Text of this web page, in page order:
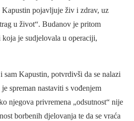
Kapustin pojavljuje živ i zdrav, uz
u život“. Budanov je pritom
je sudjelovala u operaciji,
sam Kapustin, potvrdivši da se nalazi
spreman nastaviti s vođenjem
njegova privremena „odsutnost“ nije
borbenih djelovanja te da se vraća